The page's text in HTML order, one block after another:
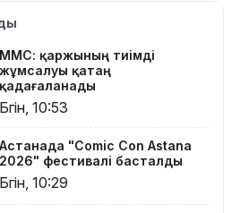
17%
6 тамызға
ауа райы
болжамы
жарияланды
6 тамызға
валюта
бағамы
МӘМС: қаржының тиімді
жұмсалуы қатаң
қадағаланады
Бүгін, 10:53
Астанада "Comic Con Astana
2026" фестивалі басталды
Бүгін, 10:29